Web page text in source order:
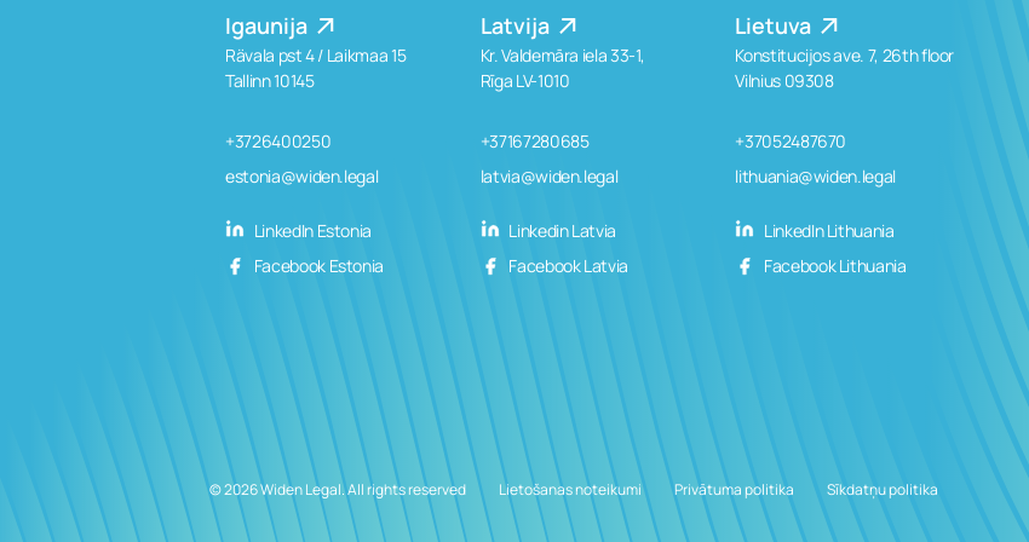
Igaunija
Rävala pst 4 / Laikmaa 15
Tallinn 10145
+3726400250
estonia@widen.legal
LinkedIn Estonia
Facebook Estonia
Latvija
Kr. Valdemāra iela 33-1,
Rīga LV-1010
+37167280685
latvia@widen.legal
Linkedin Latvia
Facebook Latvia
Lietuva
Konstitucijos ave. 7, 26th floor
Vilnius 09308
+37052487670
lithuania@widen.legal
LinkedIn Lithuania
Facebook Lithuania
© 2026 Widen Legal. All rights reserved Lietošanas noteikumi Privātuma politika Sīkdatņu politika